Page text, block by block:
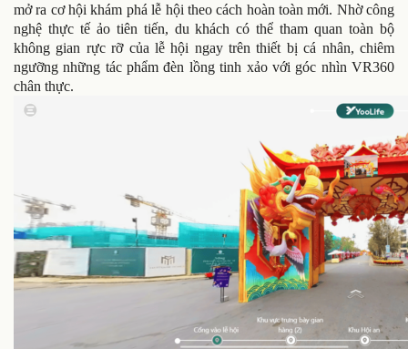
mở ra cơ hội khám phá lễ hội theo cách hoàn toàn mới. Nhờ công
nghệ thực tế ảo tiên tiến, du khách có thể tham quan toàn bộ
không gian rực rỡ của lễ hội ngay trên thiết bị cá nhân, chiêm
ngưỡng những tác phẩm đèn lồng tinh xảo với góc nhìn VR360
chân thực.